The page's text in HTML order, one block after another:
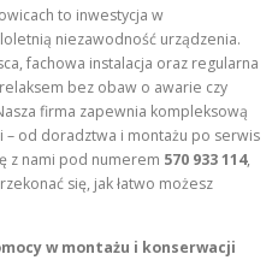
to inwestycja w
niezawodność urządzenia.
fachowa instalacja oraz regularna
bez obaw o awarie czy
firma zapewnia kompleksową
– od doradztwa i montażu po serwis
z nami pod numerem 570 933 114,
się, jak łatwo możesz
w montażu i konserwacji